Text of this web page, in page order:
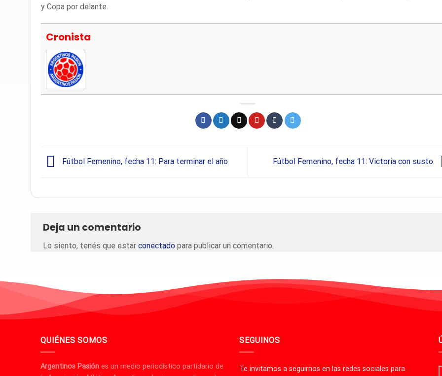
y Copa por delante.
Cronista
Fútbol Femenino, fecha 11: Para terminar el año Fútbol Femenino, fecha 11: Victoria con susto
Deja un comentario
Lo siento, tenés que estar conectado para publicar un comentario.
QUIÉNES SOMOS
Argentinos Pasión es un medio periodístico partidario de
SEGUINOS
Te invitamos a seguirnos en las redes sociales para